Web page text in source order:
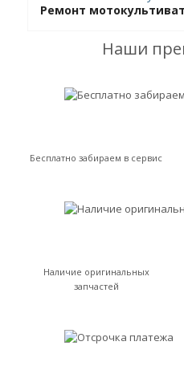
Ремонт
Наши
Бесплатно забираем в сервис
Наличие оригинальных
запчастей